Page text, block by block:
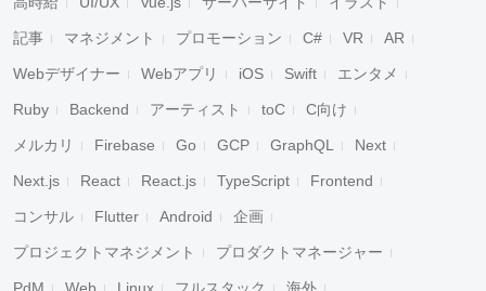
記事 マネジメント プロモーション C# VR AR
Webデザイナー Webアプリ iOS Swift エンタメ
Ruby Backend アーティスト toC C向け
メルカリ Firebase Go GCP GraphQL Next
Next.js React React.js TypeScript Frontend
コンサル Flutter Android 企画
プロジェクトマネジメント プロダクトマネージャー